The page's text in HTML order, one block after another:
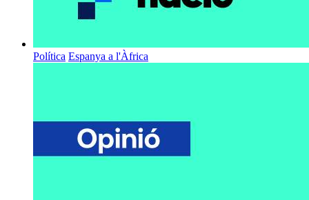
Política Espanya a l'Àfrica